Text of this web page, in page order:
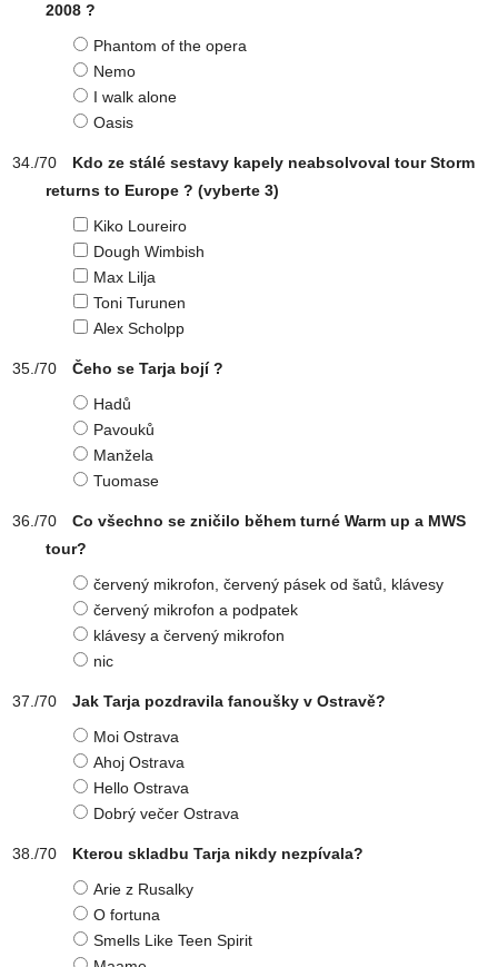
2008 ?
Phantom of the opera
Nemo
I walk alone
Oasis
Kdo ze stálé sestavy kapely neabsolvoval tour Storm
returns to Europe ? (vyberte 3)
Kiko Loureiro
Dough Wimbish
Max Lilja
Toni Turunen
Alex Scholpp
Čeho se Tarja bojí ?
Hadů
Pavouků
Manžela
Tuomase
Co všechno se zničilo během turné Warm up a MWS
tour?
červený mikrofon, červený pásek od šatů, klávesy
červený mikrofon a podpatek
klávesy a červený mikrofon
nic
Jak Tarja pozdravila fanoušky v Ostravě?
Moi Ostrava
Ahoj Ostrava
Hello Ostrava
Dobrý večer Ostrava
Kterou skladbu Tarja nikdy nezpívala?
Arie z Rusalky
O fortuna
Smells Like Teen Spirit